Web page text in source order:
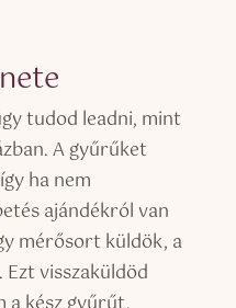
tudod leadni, mint
A gyűrűket
ha nem
ajándékról van
mérősort küldök, a
visszaküldöd